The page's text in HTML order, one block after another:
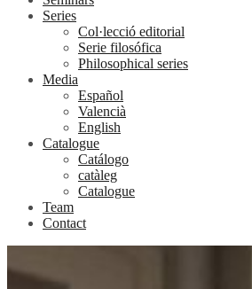
Series
Col·lecció editorial
Serie filosófica
Philosophical series
Media
Español
Valencià
English
Catalogue
Catálogo
catàleg
Catalogue
Team
Contact